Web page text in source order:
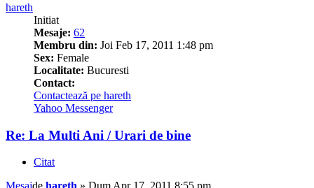
hareth
Initiat
Mesaje: 62
Membru din: Joi Feb 17, 2011 1:48 pm
Sex: Female
Localitate: Bucuresti
Contact:
Contactează pe hareth
Yahoo Messenger
Re: La Multi Ani / Urari de bine
Citat